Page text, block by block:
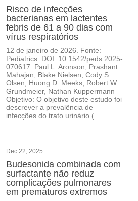
Risco de infecções
bacterianas em lactentes
febris de 61 a 90 dias com
vírus respiratórios
12 de janeiro de 2026. Fonte:
Pediatrics. DOI: 10.1542/peds.2025-
070617. Paul L. Aronson, Prashant
Mahajan, Blake Nielsen, Cody S.
Olsen, Huong D. Meeks, Robert W.
Grundmeier, Nathan Kuppermann
Objetivo: O objetivo deste estudo foi
descrever a prevalência de
infecções do trato urinário (...
Dec 22, 2025
Budesonida combinada com
surfactante não reduz
complicações pulmonares
em prematuros extremos